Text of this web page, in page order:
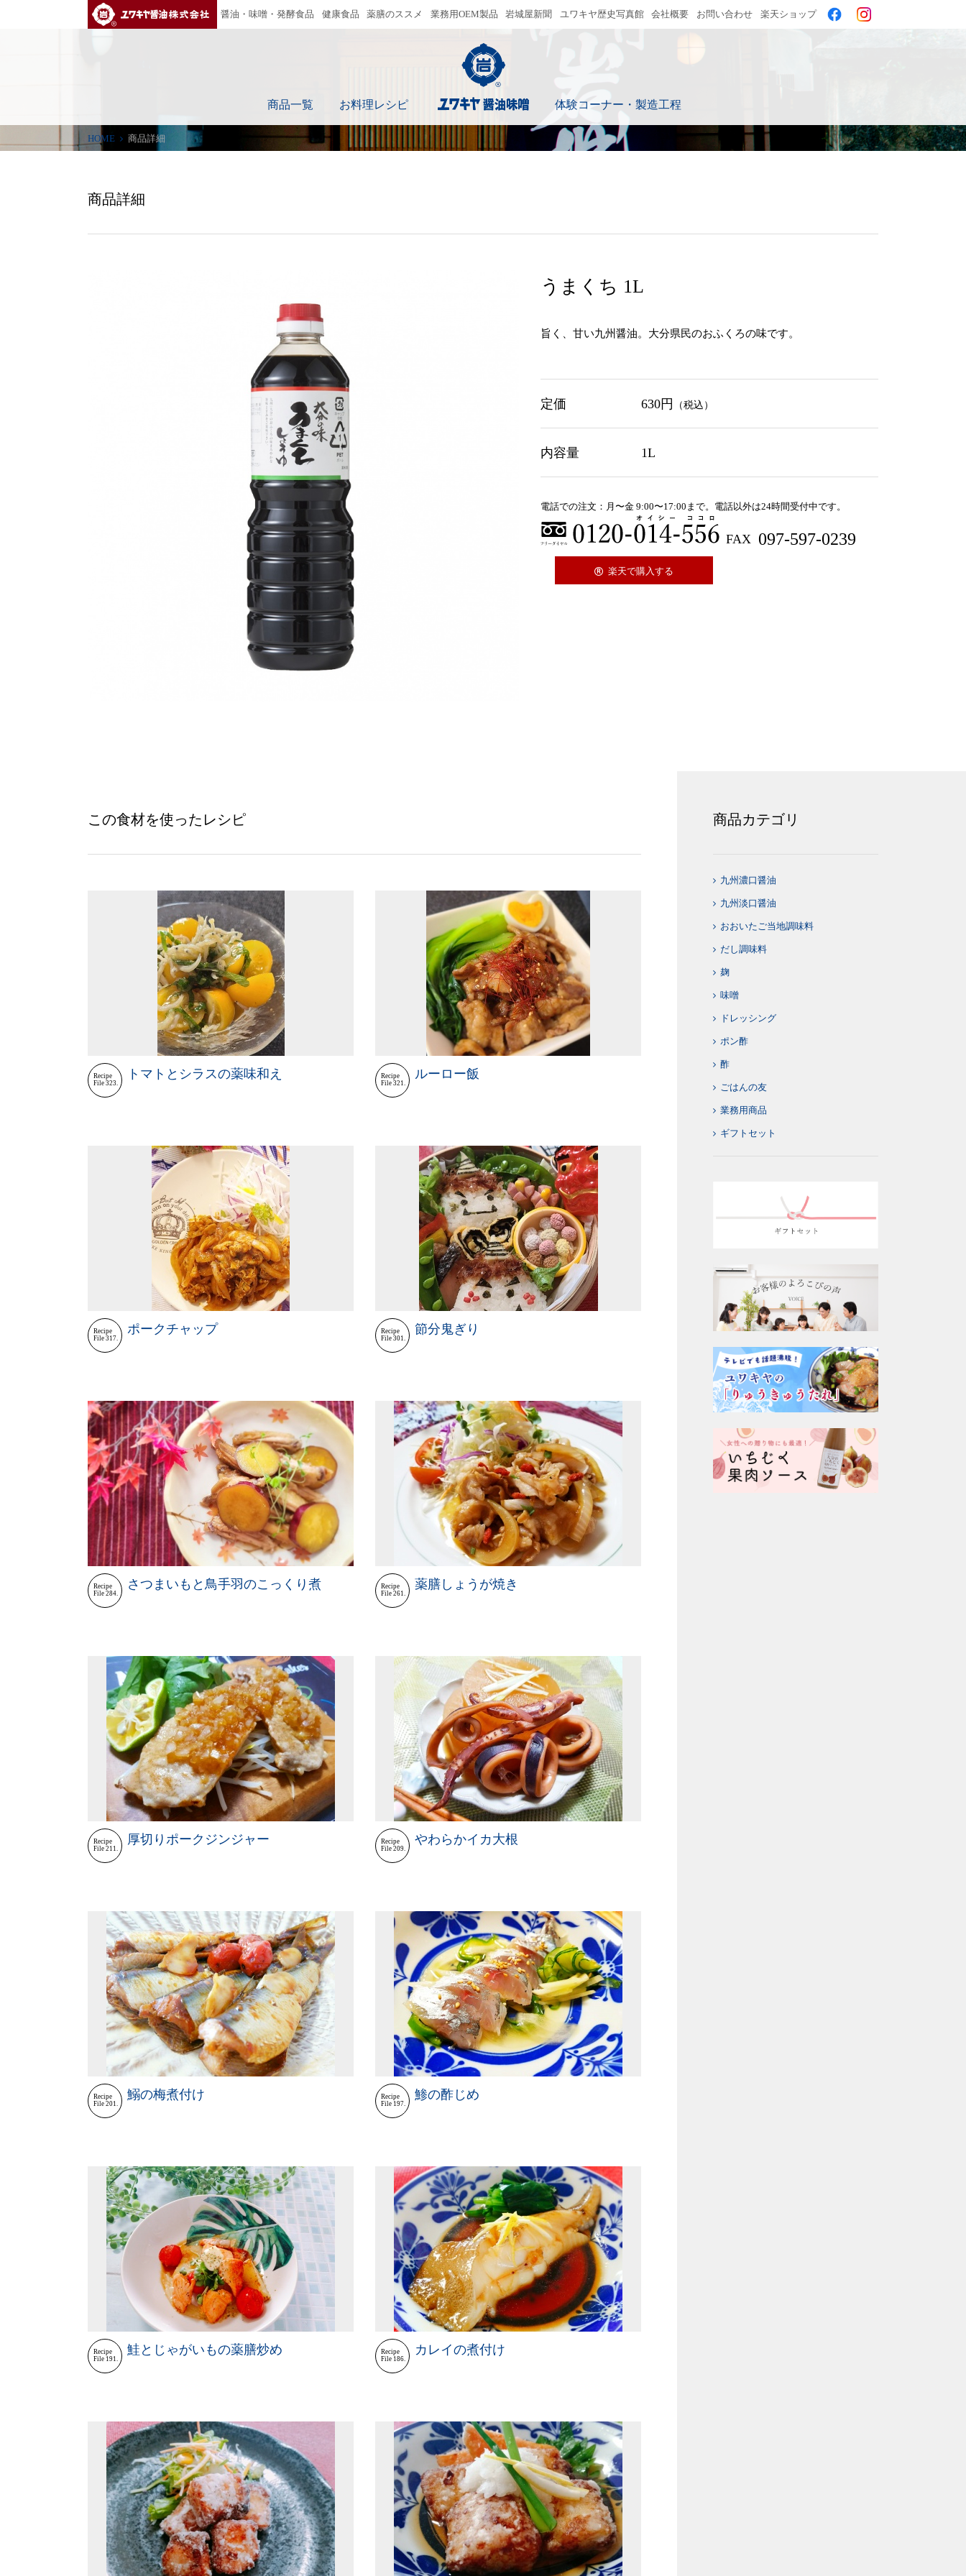
ユワキヤ醤油株式会社
醤油・味噌・発酵食品 健康食品 薬膳のススメ 業務用OEM製品 岩城屋新聞 ユワキヤ歴史写真館 会社概要 お問い合わせ 楽天ショップ
商品一覧 お料理レシピ 体験コーナー・製造工程
HOME 商品詳細
商品詳細
うまくち 1L
旨く、甘い九州醤油。大分県民のおふくろの味です。
定価 630円 （税込）
内容量 1L
電話での注文：月〜金 9:00〜17:00まで。電話以外は24時間受付中です。
097-597-0239
楽天で購入する
この食材を使ったレシピ
Recipe
File 323.
トマトとシラスの薬味和え
Recipe
File 321.
ルーロー飯
Recipe
File 317.
ポークチャップ
Recipe
File 301.
節分鬼ぎり
Recipe
File 284.
さつまいもと鳥手羽のこっくり煮
Recipe
File 261.
薬膳しょうが焼き
Recipe
File 211.
厚切りポークジンジャー
Recipe
File 209.
やわらかイカ大根
Recipe
File 201.
鰯の梅煮付け
Recipe
File 197.
鯵の酢じめ
Recipe
File 191.
鮭とじゃがいもの薬膳炒め
Recipe
File 186.
カレイの煮付け
商品カテゴリ
九州濃口醤油
九州淡口醤油
おおいたご当地調味料
だし調味料
麹
味噌
ドレッシング
ポン酢
酢
ごはんの友
業務用商品
ギフトセット